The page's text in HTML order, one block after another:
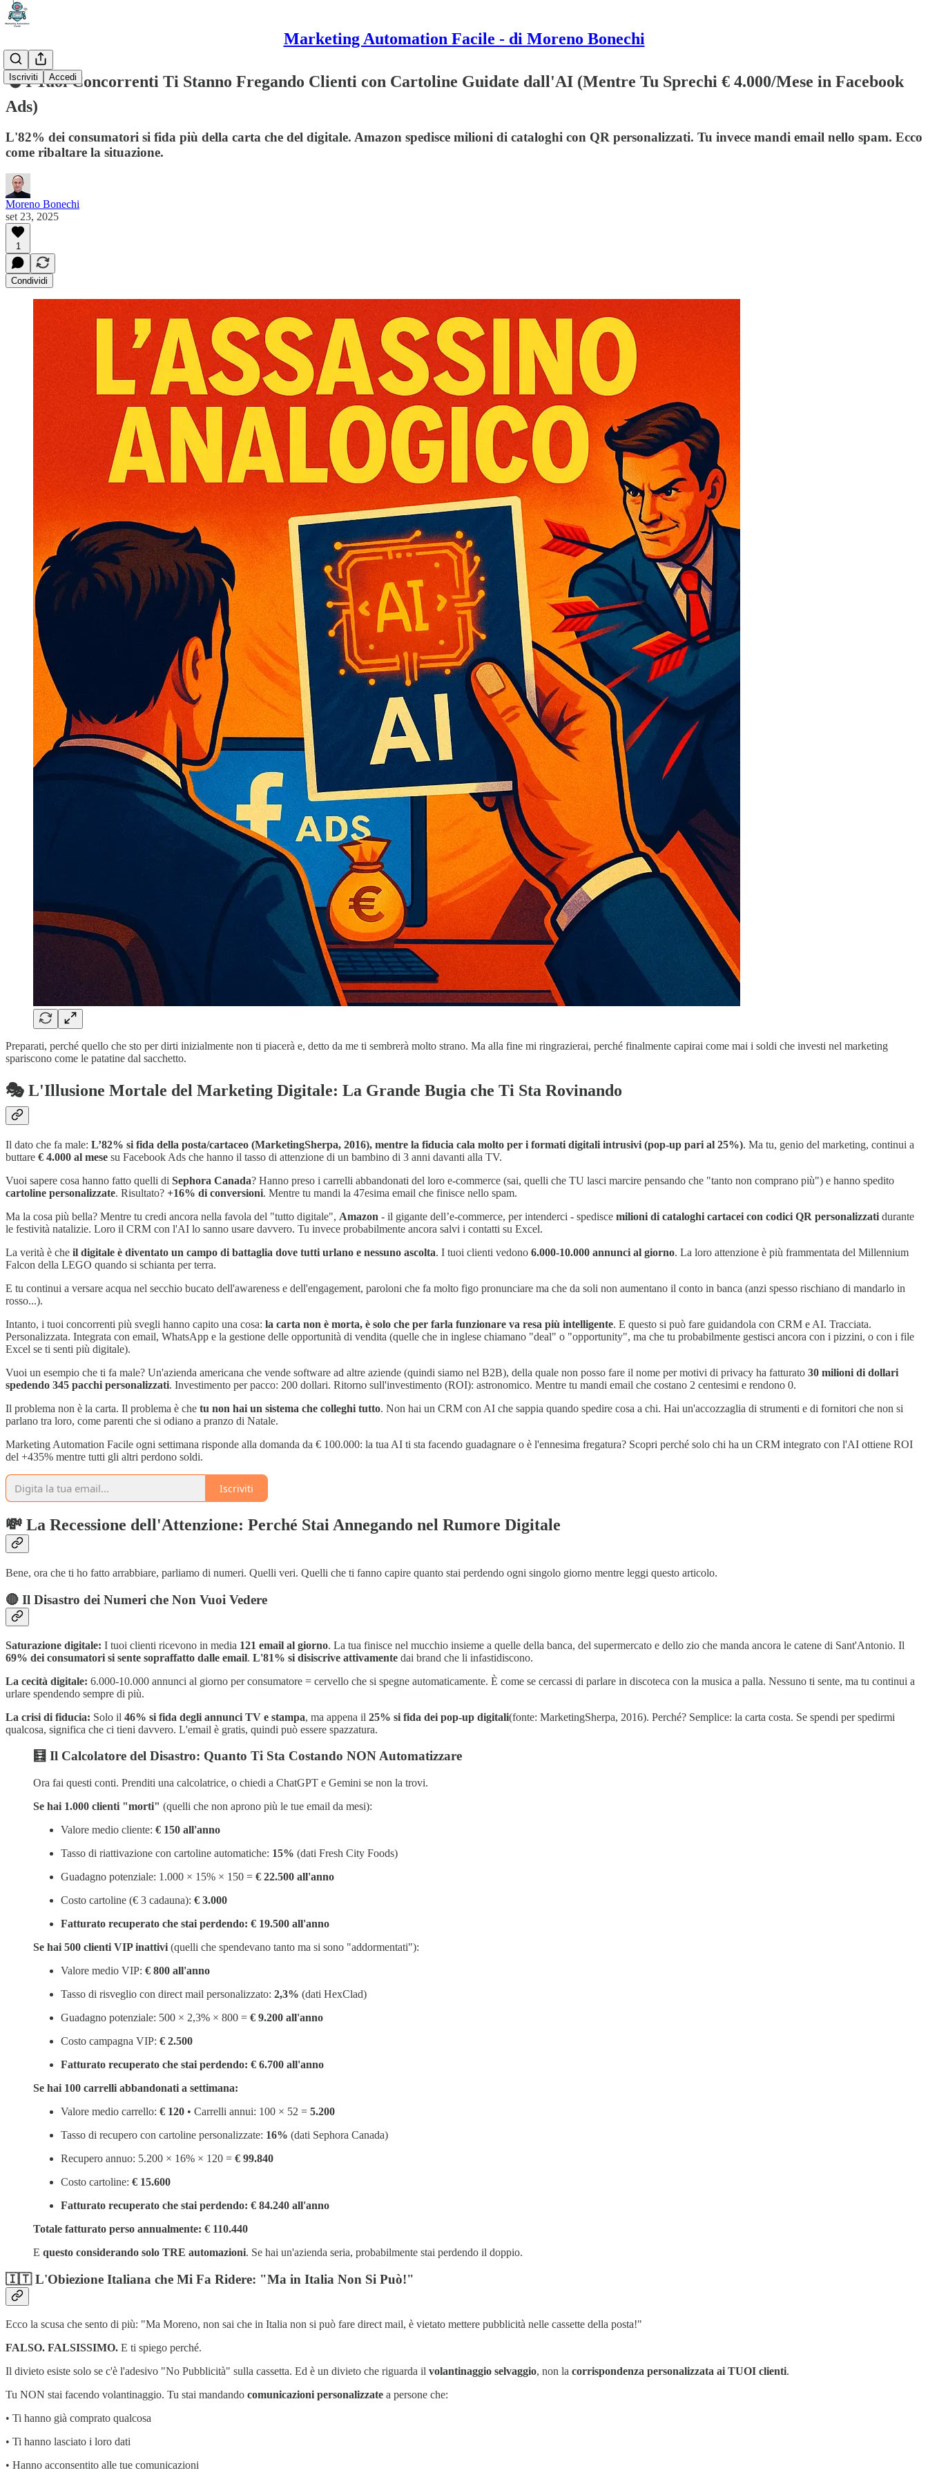
Marketing Automation Facile - di Moreno Bonechi
Iscriviti Accedi
💣 I Tuoi Concorrenti Ti Stanno Fregando Clienti con Cartoline Guidate dall'AI (Mentre Tu Sprechi € 4.000/Mese in Facebook
Ads)
L'82% dei consumatori si fida più della carta che del digitale. Amazon spedisce milioni di cataloghi con QR personalizzati. Tu invece mandi email nello spam. Ecco
come ribaltare la situazione.
Moreno Bonechi
set 23, 2025
1
Condividi
Preparati, perché quello che sto per dirti inizialmente non ti piacerà e, detto da me ti sembrerà molto strano. Ma alla fine mi ringrazierai, perché finalmente capirai come mai i soldi che investi nel marketing
spariscono come le patatine dal sacchetto.
🎭 L'Illusione Mortale del Marketing Digitale: La Grande Bugia che Ti Sta Rovinando
Il dato che fa male: L’82% si fida della posta/cartaceo (MarketingSherpa, 2016), mentre la fiducia cala molto per i formati digitali intrusivi (pop-up pari al 25%). Ma tu, genio del marketing, continui a
buttare € 4.000 al mese su Facebook Ads che hanno il tasso di attenzione di un bambino di 3 anni davanti alla TV.
Vuoi sapere cosa hanno fatto quelli di Sephora Canada? Hanno preso i carrelli abbandonati del loro e-commerce (sai, quelli che TU lasci marcire pensando che "tanto non comprano più") e hanno spedito
cartoline personalizzate. Risultato? +16% di conversioni. Mentre tu mandi la 47esima email che finisce nello spam.
Ma la cosa più bella? Mentre tu credi ancora nella favola del "tutto digitale", Amazon - il gigante dell’e-commerce, per intenderci - spedisce milioni di cataloghi cartacei con codici QR personalizzati durante
le festività natalizie. Loro il CRM con l'AI lo sanno usare davvero. Tu invece probabilmente ancora salvi i contatti su Excel.
La verità è che il digitale è diventato un campo di battaglia dove tutti urlano e nessuno ascolta. I tuoi clienti vedono 6.000-10.000 annunci al giorno. La loro attenzione è più frammentata del Millennium
Falcon della LEGO quando si schianta per terra.
E tu continui a versare acqua nel secchio bucato dell'awareness e dell'engagement, paroloni che fa molto figo pronunciare ma che da soli non aumentano il conto in banca (anzi spesso rischiano di mandarlo in
rosso...).
Intanto, i tuoi concorrenti più svegli hanno capito una cosa: la carta non è morta, è solo che per farla funzionare va resa più intelligente. E questo si può fare guidandola con CRM e AI. Tracciata.
Personalizzata. Integrata con email, WhatsApp e la gestione delle opportunità di vendita (quelle che in inglese chiamano "deal" o "opportunity", ma che tu probabilmente gestisci ancora con i pizzini, o con i file
Excel se ti senti più digitale).
Vuoi un esempio che ti fa male? Un'azienda americana che vende software ad altre aziende (quindi siamo nel B2B), della quale non posso fare il nome per motivi di privacy ha fatturato 30 milioni di dollari
spedendo 345 pacchi personalizzati. Investimento per pacco: 200 dollari. Ritorno sull'investimento (ROI): astronomico. Mentre tu mandi email che costano 2 centesimi e rendono 0.
Il problema non è la carta. Il problema è che tu non hai un sistema che colleghi tutto. Non hai un CRM con AI che sappia quando spedire cosa a chi. Hai un'accozzaglia di strumenti e di fornitori che non si
parlano tra loro, come parenti che si odiano a pranzo di Natale.
Marketing Automation Facile ogni settimana risponde alla domanda da € 100.000: la tua AI ti sta facendo guadagnare o è l'ennesima fregatura? Scopri perché solo chi ha un CRM integrato con l'AI ottiene ROI
del +435% mentre tutti gli altri perdono soldi.
Iscriviti
💸 La Recessione dell'Attenzione: Perché Stai Annegando nel Rumore Digitale
Bene, ora che ti ho fatto arrabbiare, parliamo di numeri. Quelli veri. Quelli che ti fanno capire quanto stai perdendo ogni singolo giorno mentre leggi questo articolo.
🔴 Il Disastro dei Numeri che Non Vuoi Vedere
Saturazione digitale: I tuoi clienti ricevono in media 121 email al giorno. La tua finisce nel mucchio insieme a quelle della banca, del supermercato e dello zio che manda ancora le catene di Sant'Antonio. Il
69% dei consumatori si sente sopraffatto dalle email. L'81% si disiscrive attivamente dai brand che li infastidiscono.
La cecità digitale: 6.000-10.000 annunci al giorno per consumatore = cervello che si spegne automaticamente. È come se cercassi di parlare in discoteca con la musica a palla. Nessuno ti sente, ma tu continui a
urlare spendendo sempre di più.
La crisi di fiducia: Solo il 46% si fida degli annunci TV e stampa, ma appena il 25% si fida dei pop-up digitali(fonte: MarketingSherpa, 2016). Perché? Semplice: la carta costa. Se spendi per spedirmi
qualcosa, significa che ci tieni davvero. L'email è gratis, quindi può essere spazzatura.
🧮 Il Calcolatore del Disastro: Quanto Ti Sta Costando NON Automatizzare
Ora fai questi conti. Prenditi una calcolatrice, o chiedi a ChatGPT e Gemini se non la trovi.
Se hai 1.000 clienti "morti" (quelli che non aprono più le tue email da mesi):
Valore medio cliente: € 150 all'anno
Tasso di riattivazione con cartoline automatiche: 15% (dati Fresh City Foods)
Guadagno potenziale: 1.000 × 15% × 150 = € 22.500 all'anno
Costo cartoline (€ 3 cadauna): € 3.000
Fatturato recuperato che stai perdendo: € 19.500 all'anno
Se hai 500 clienti VIP inattivi (quelli che spendevano tanto ma si sono "addormentati"):
Valore medio VIP: € 800 all'anno
Tasso di risveglio con direct mail personalizzato: 2,3% (dati HexClad)
Guadagno potenziale: 500 × 2,3% × 800 = € 9.200 all'anno
Costo campagna VIP: € 2.500
Fatturato recuperato che stai perdendo: € 6.700 all'anno
Se hai 100 carrelli abbandonati a settimana:
Valore medio carrello: € 120 • Carrelli annui: 100 × 52 = 5.200
Tasso di recupero con cartoline personalizzate: 16% (dati Sephora Canada)
Recupero annuo: 5.200 × 16% × 120 = € 99.840
Costo cartoline: € 15.600
Fatturato recuperato che stai perdendo: € 84.240 all'anno
Totale fatturato perso annualmente: € 110.440
E questo considerando solo TRE automazioni. Se hai un'azienda seria, probabilmente stai perdendo il doppio.
🇮🇹 L'Obiezione Italiana che Mi Fa Ridere: "Ma in Italia Non Si Può!"
Ecco la scusa che sento di più: "Ma Moreno, non sai che in Italia non si può fare direct mail, è vietato mettere pubblicità nelle cassette della posta!"
FALSO. FALSISSIMO. E ti spiego perché.
Il divieto esiste solo se c'è l'adesivo "No Pubblicità" sulla cassetta. Ed è un divieto che riguarda il volantinaggio selvaggio, non la corrispondenza personalizzata ai TUOI clienti.
Tu NON stai facendo volantinaggio. Tu stai mandando comunicazioni personalizzate a persone che:
• Ti hanno già comprato qualcosa
• Ti hanno lasciato i loro dati
• Hanno acconsentito alle tue comunicazioni